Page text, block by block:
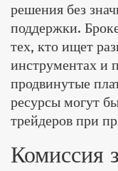
решения без
поддержки.
тех, кто ищет
инструментах и
продвинутые
ресурсы могут
трейдеров при
Комиссия